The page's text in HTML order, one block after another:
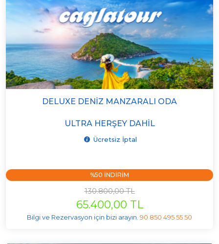
DELUXE DENIZ MANZARALI ODA
ULTRA HERŞEY DAHIL
Ücretsiz İptal
%50 INDIRIM
130.800,00 TL
65.400,00 TL
Bilgi ve Rezervasyon için bizi arayın. 90 850 495 55 50